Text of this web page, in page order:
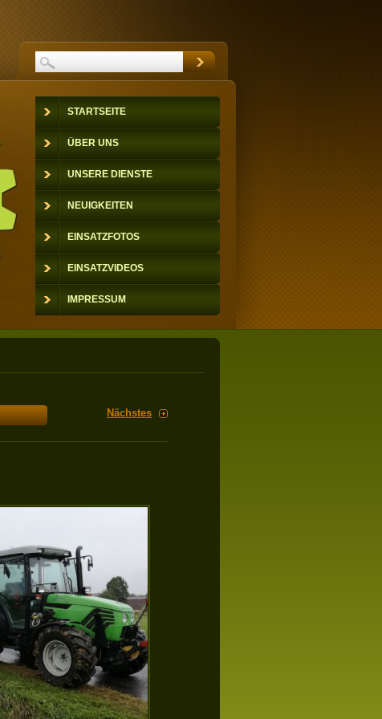
Nächstes
STARTSEITE
ÜBER UNS
UNSERE DIENSTE
NEUIGKEITEN
EINSATZFOTOS
EINSATZVIDEOS
IMPRESSUM